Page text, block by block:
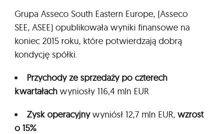
Grupa Asseco South Eastern Europe, (Asseco
SEE, ASEE) opublikowała wyniki finansowe na
koniec 2015 roku, które potwierdzają dobrą
kondycję spółki.
Przychody ze sprzedaży po czterech
kwartałach wyniosły 116,4 mln EUR
Zysk operacyjnywyniósł 12,7 mln EUR, wzrost
o 15%